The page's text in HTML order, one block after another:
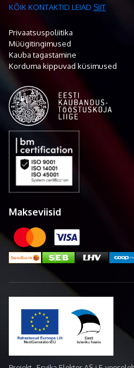
KÕIK KONTAKTID LEIAD SIIT
Privaatsuspoliitika
Müügitingimused
Kauba tagastamine
Korduma kippuvad küsimused
Makseviisid